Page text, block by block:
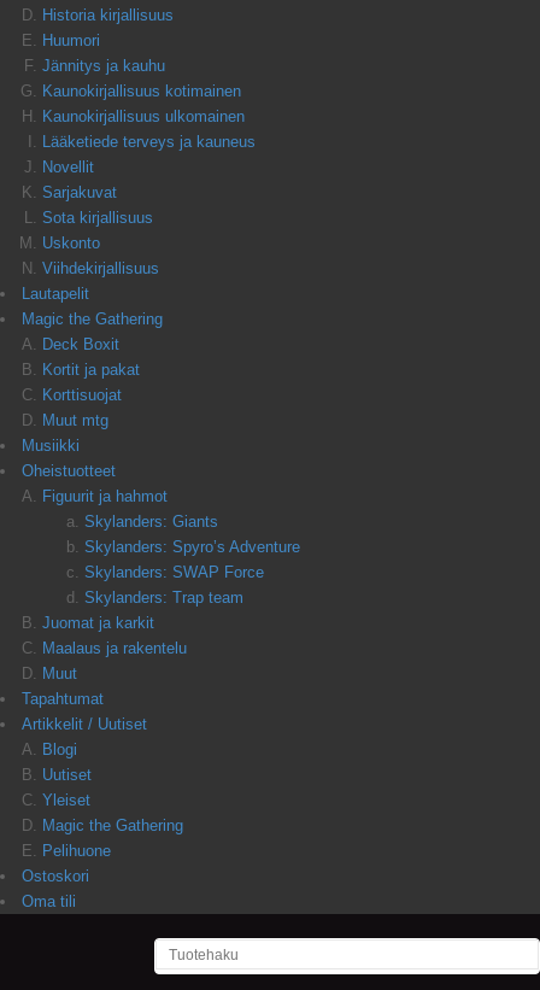
Historia kirjallisuus
Huumori
Jännitys ja kauhu
Kaunokirjallisuus kotimainen
Kaunokirjallisuus ulkomainen
Lääketiede terveys ja kauneus
Novellit
Sarjakuvat
Sota kirjallisuus
Uskonto
Viihdekirjallisuus
Lautapelit
Magic the Gathering
Deck Boxit
Kortit ja pakat
Korttisuojat
Muut mtg
Musiikki
Oheistuotteet
Figuurit ja hahmot
Skylanders: Giants
Skylanders: Spyro’s Adventure
Skylanders: SWAP Force
Skylanders: Trap team
Juomat ja karkit
Maalaus ja rakentelu
Muut
Tapahtumat
Artikkelit / Uutiset
Blogi
Uutiset
Yleiset
Magic the Gathering
Pelihuone
Ostoskori
Oma tili